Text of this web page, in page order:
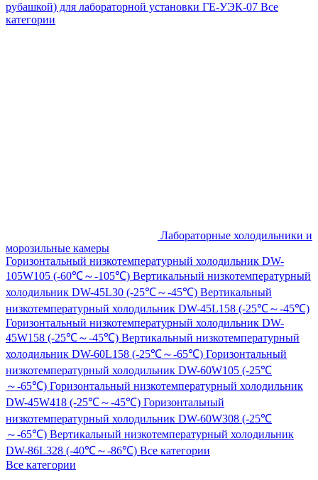
рубашкой) для лабораторной установки ГЕ-УЭК-07 Все
категории
Лабораторные холодильники и
морозильные камеры
Горизонтальный низкотемпературный холодильник DW-
105W105 (-60℃～-105℃) Вертикальный низкотемпературный
холодильник DW-45L30 (-25℃～-45℃) Вертикальный
низкотемпературный холодильник DW-45L158 (-25℃～-45℃)
Горизонтальный низкотемпературный холодильник DW-
45W158 (-25℃～-45℃) Вертикальный низкотемпературный
холодильник DW-60L158 (-25℃～-65℃) Горизонтальный
низкотемпературный холодильник DW-60W105 (-25℃
～-65℃) Горизонтальный низкотемпературный холодильник
DW-45W418 (-25℃～-45℃) Горизонтальный
низкотемпературный холодильник DW-60W308 (-25℃
～-65℃) Вертикальный низкотемпературный холодильник
DW-86L328 (-40℃～-86℃) Все категории
Все категории